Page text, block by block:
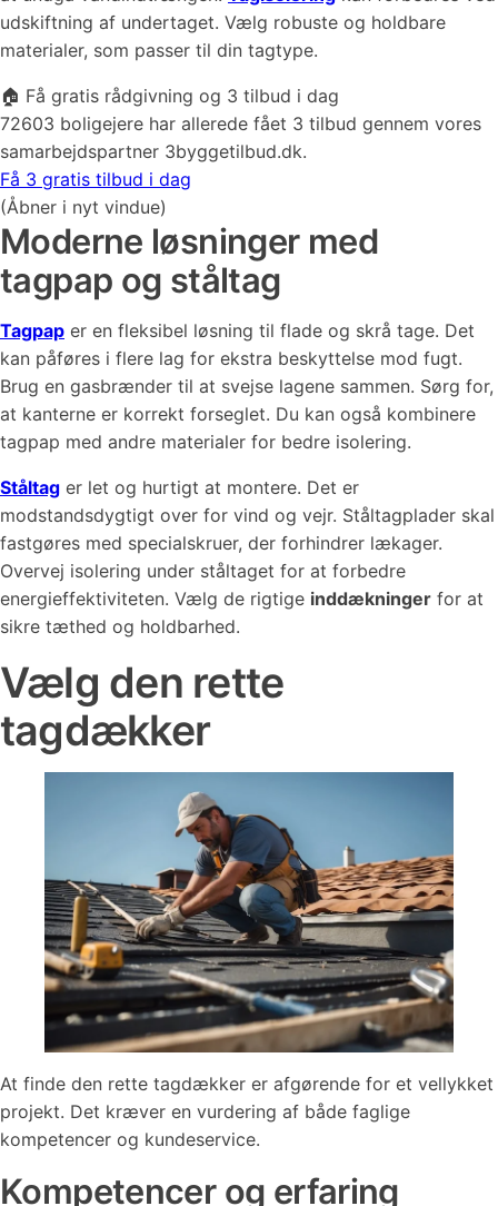
udskiftning af undertaget. Vælg robuste og holdbare
materialer, som passer til din tagtype.
🏠 Få gratis rådgivning og 3 tilbud i dag
72603 boligejere har allerede fået 3 tilbud gennem vores
samarbejdspartner 3byggetilbud.dk.
Få 3 gratis tilbud i dag
(Åbner i nyt vindue)
Moderne løsninger med
tagpap og ståltag
Tagpap er en fleksibel løsning til flade og skrå tage. Det
kan påføres i flere lag for ekstra beskyttelse mod fugt.
Brug en gasbrænder til at svejse lagene sammen. Sørg for,
at kanterne er korrekt forseglet. Du kan også kombinere
tagpap med andre materialer for bedre isolering.
Ståltag er let og hurtigt at montere. Det er
modstandsdygtigt over for vind og vejr. Ståltagplader skal
fastgøres med specialskruer, der forhindrer lækager.
Overvej isolering under ståltaget for at forbedre
energieffektiviteten. Vælg de rigtige inddækninger for at
sikre tæthed og holdbarhed.
Vælg den rette
tagdækker
At finde den rette tagdækker er afgørende for et vellykket
projekt. Det kræver en vurdering af både faglige
kompetencer og kundeservice.
Kompetencer og erfaring